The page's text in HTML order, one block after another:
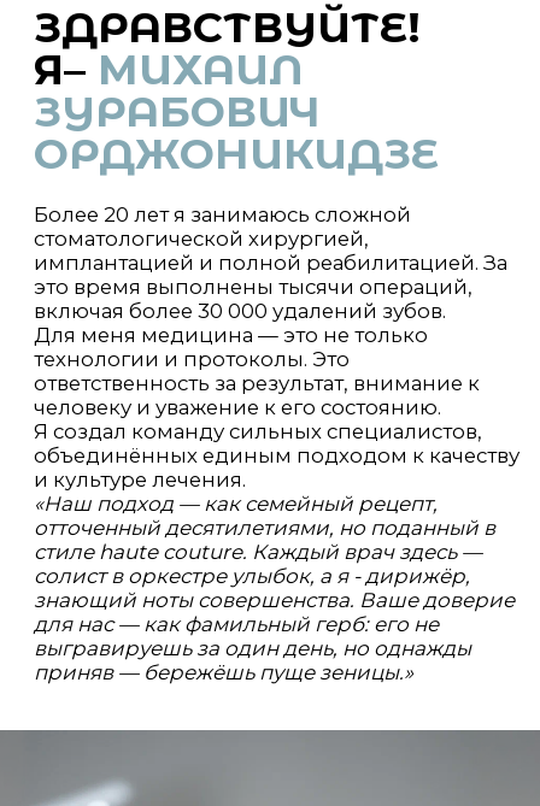
«Наш подход — как семейный рецепт,
отточенный десятилетиями, но поданный в
стиле haute couture. Каждый врач здесь —
солист в оркестре улыбок, а я - дирижёр,
для нас — как фамильный герб: его не
выгравируешь за один день, но однажды
приняв — бережёшь пуще зеницы.»
НАСЛЕДИЕ
ОРДЖОНИКИДЗЕ